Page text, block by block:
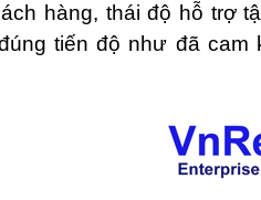
hàng, thái độ hỗ trợ
tiến độ như đã